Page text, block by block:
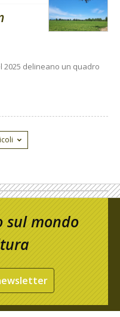
2025 delineano un quadro
sul mondo